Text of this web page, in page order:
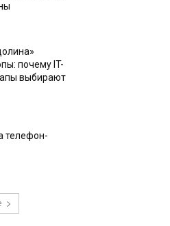
почему IT-
выбирают
телефон-